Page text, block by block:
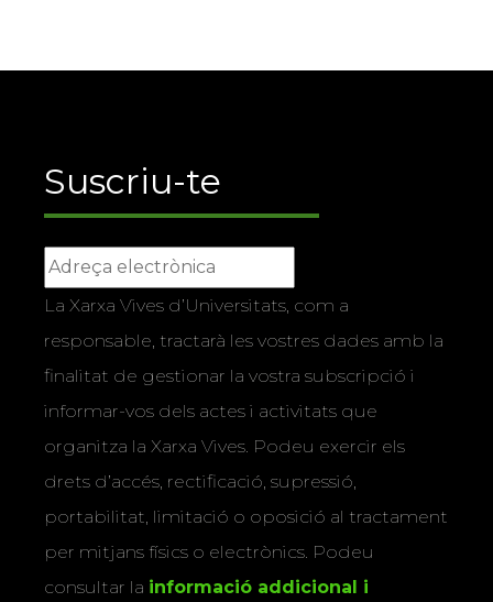
Suscriu-te
La Xarxa Vives d’Universitats, com a
responsable, tractarà les vostres dades amb la
finalitat de gestionar la vostra subscripció i
informar-vos dels actes i activitats que
organitza la Xarxa Vives. Podeu exercir els
drets d’accés, rectificació, supressió,
portabilitat, limitació o oposició al tractament
per mitjans físics o electrònics. Podeu
consultar la informació addicional i